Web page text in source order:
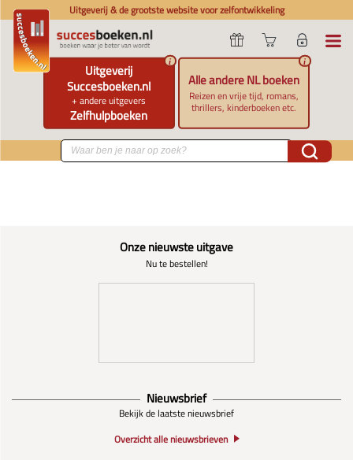
Uitgeverij & de grootste website voor zelfontwikkeling
Uitgeverij
Succesboeken.nl
+ andere uitgevers
Zelfhulpboeken
i
Alle andere NL boeken
Reizen en vrije tijd, romans,
thrillers, kinderboeken etc.
i
Onze nieuwste uitgave
Nu te bestellen!
Nieuwsbrief
Bekijk de laatste nieuwsbrief
Overzicht alle nieuwsbrieven